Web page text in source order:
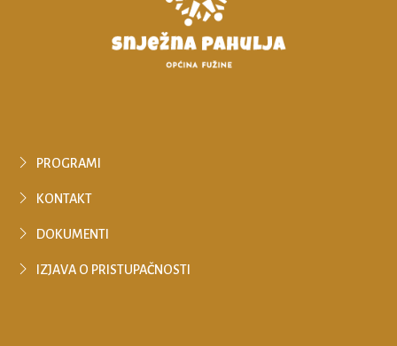
PROGRAMI
KONTAKT
DOKUMENTI
IZJAVA O PRISTUPAČNOSTI